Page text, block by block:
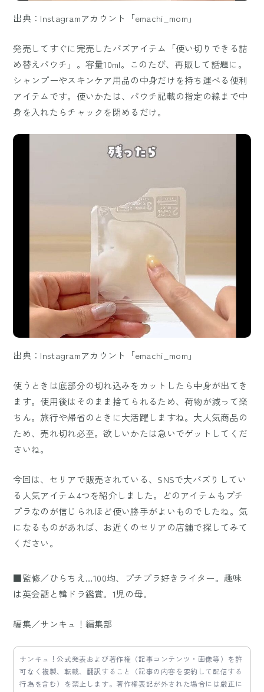
出典：Instagramアカウント「emachi_mom」
発売してすぐに完売したバズアイテム「使い切りできる詰
め替えパウチ」。容量10ml。このたび、再販して話題に。
シャンプーやスキンケア用品の中身だけを持ち運べる便利
アイテムです。使いかたは、パウチ記載の指定の線まで中
身を入れたらチャックを閉めるだけ。
出典：Instagramアカウント「emachi_mom」
使うときは底部分の切れ込みをカットしたら中身が出てき
ます。使用後はそのまま捨てられるため、荷物が減って楽
ちん。旅行や帰省のときに大活躍しますね。大人気商品の
ため、売れ切れ必至。欲しいかたは急いでゲットしてくだ
さいね。
今回は、セリアで販売されている、SNSで大バズりしてい
る人気アイテム4つを紹介しました。どのアイテムもプチ
プラなのが信じられほど使い勝手がよいものでしたね。気
になるものがあれば、お近くのセリアの店舗で探してみて
ください。
■監修／ひらちえ…100均、プチプラ好きライター。趣味
は英会話と韓ドラ鑑賞。1児の母。
編集／サンキュ！編集部
サンキュ！公式発表および著作権（記事コンテンツ・画像等）を許
可なく複製、転載、翻訳すること（記事の内容を要約して配信する
行為を含む）を禁止します。著作権表記が外された場合には厳正に